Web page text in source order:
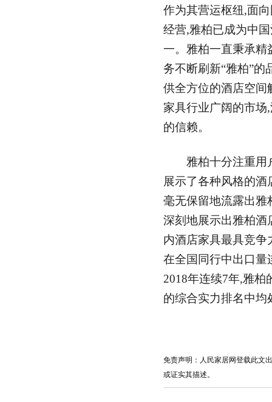
作为其营运枢纽,面
经营,雅柏已成为中
一。雅柏一直秉承精
务不断刷新“雅柏”的
供全方位的酒店空间
家具行业广阔的市
的信赖。
雅柏十分注重用
展示了各种风格的
毫无保留地流露出雅
深刻地展示出雅柏酒
内酒店家具最具竞
在全国同行中出口
2018年连续7年,雅
的综合实力排名中均
免责声明：人民家居网登载此文
或证实其描述。